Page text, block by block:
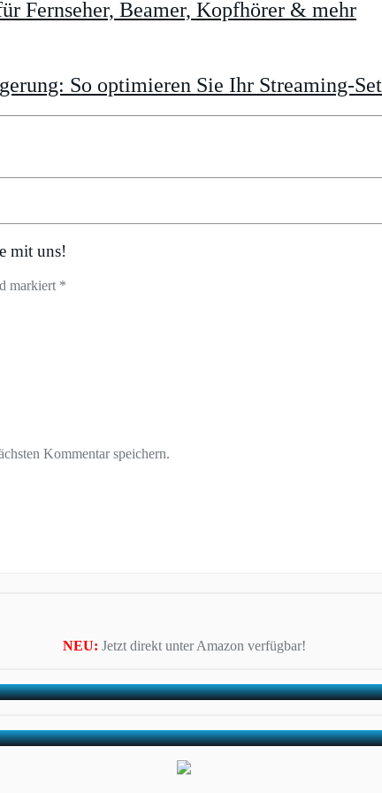
Fernseher, Beamer, Kopfhörer & mehr
So optimieren Sie Ihr Streaming-
mit uns!
markiert *
Kommentar speichern.
NEU: Jetzt direkt unter Amazon verfügbar!